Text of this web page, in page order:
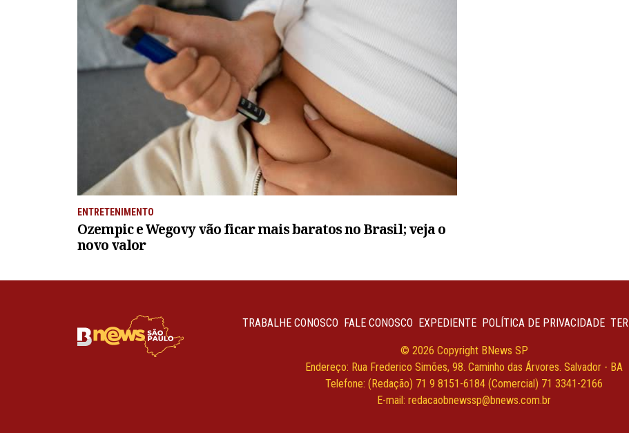
ENTRETENIMENTO
Ozempic e Wegovy vão ficar mais baratos no Brasil; veja o
novo valor
TRABALHE CONOSCO FALE CONOSCO EXPEDIENTE POLÍTICA DE PRIVACIDADE
© 2026 Copyright BNews SP
Endereço: Rua Frederico Simões, 98. Caminho das Árvores. Salvador - BA
Telefone: (Redação) 71 9 8151-6184 (Comercial) 71 3341-2166
E-mail: redacaobnewssp@bnews.com.br